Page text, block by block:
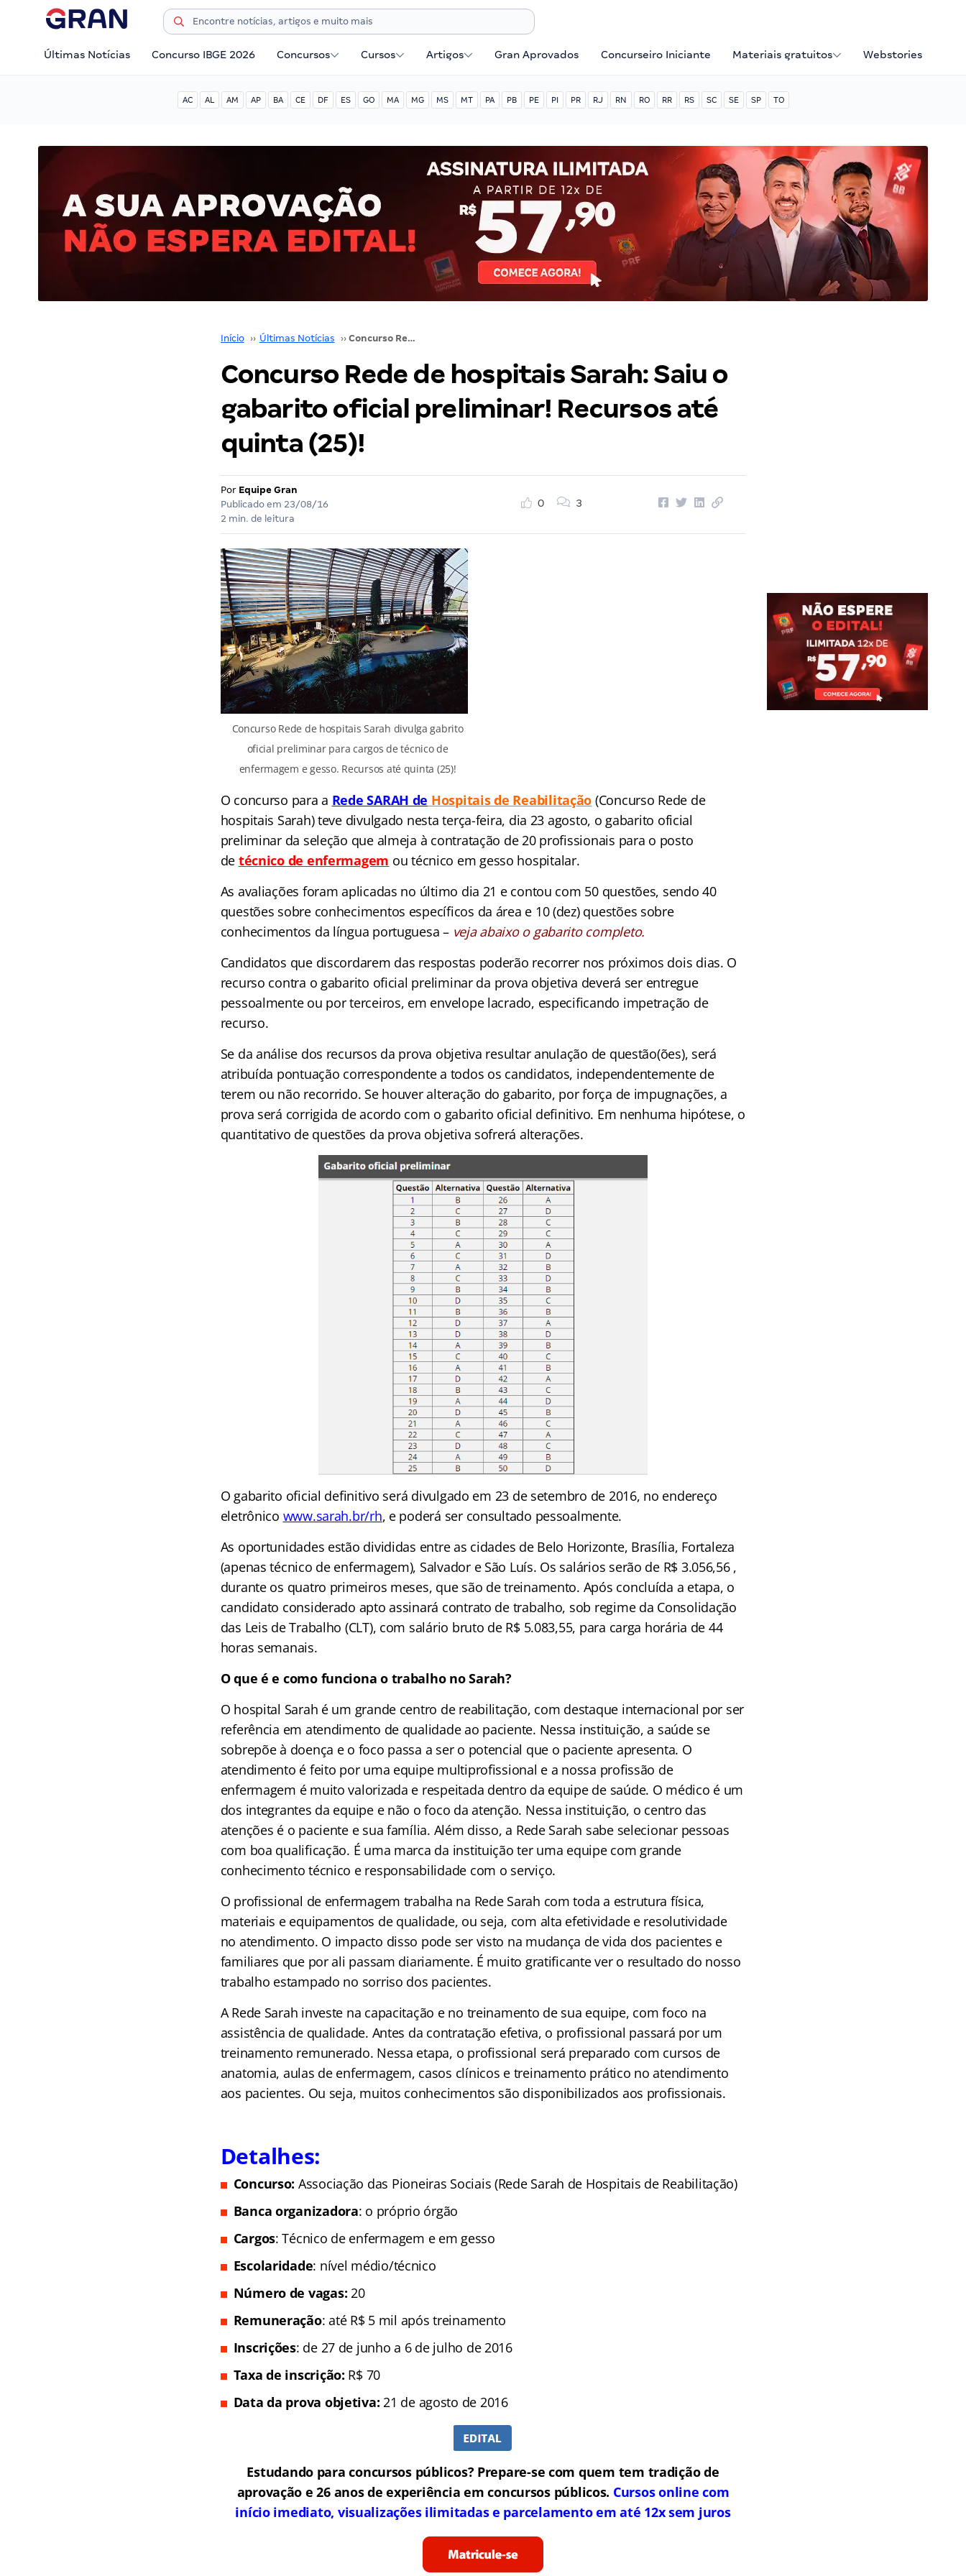
Últimas Notícias Concurso IBGE 2026 Concursos Cursos Artigos Gran Aprovados Concurseiro Iniciante Materiais gratuitos Webstories
AC AL AM AP BA CE DF ES GO MA MG MS MT PA PB PE PI PR RJ RN RO RR RS SC SE SP TO
Início ›› Últimas Notícias ›› Concurso Rede de hospitais Sarah: Saiu o gabarito oficial preliminar! Recursos até quinta (25)!
Concurso Rede de hospitais Sarah: Saiu o
gabarito oficial preliminar! Recursos até
quinta (25)!
Por Equipe Gran
Publicado em 23/08/16
2 min. de leitura
0 3
Concurso Rede de hospitais Sarah divulga gabrito
oficial preliminar para cargos de técnico de
enfermagem e gesso. Recursos até quinta (25)!
O concurso para a Rede SARAH de Hospitais de Reabilitação (Concurso Rede de
hospitais Sarah) teve divulgado nesta terça-feira, dia 23 agosto, o gabarito oficial
preliminar da seleção que almeja à contratação de 20 profissionais para o posto
de técnico de enfermagem ou técnico em gesso hospitalar.
As avaliações foram aplicadas no último dia 21 e contou com 50 questões, sendo 40
questões sobre conhecimentos específicos da área e 10 (dez) questões sobre
conhecimentos da língua portuguesa – veja abaixo o gabarito completo.
Candidatos que discordarem das respostas poderão recorrer nos próximos dois dias. O
recurso contra o gabarito oficial preliminar da prova objetiva deverá ser entregue
pessoalmente ou por terceiros, em envelope lacrado, especificando impetração de
recurso.
Se da análise dos recursos da prova objetiva resultar anulação de questão(ões), será
atribuída pontuação correspondente a todos os candidatos, independentemente de
terem ou não recorrido. Se houver alteração do gabarito, por força de impugnações, a
prova será corrigida de acordo com o gabarito oficial definitivo. Em nenhuma hipótese, o
quantitativo de questões da prova objetiva sofrerá alterações.
O gabarito oficial definitivo será divulgado em 23 de setembro de 2016, no endereço
eletrônico www.sarah.br/rh, e poderá ser consultado pessoalmente.
As oportunidades estão divididas entre as cidades de Belo Horizonte, Brasília, Fortaleza
(apenas técnico de enfermagem), Salvador e São Luís. Os salários serão de R$ 3.056,56 ,
durante os quatro primeiros meses, que são de treinamento. Após concluída a etapa, o
candidato considerado apto assinará contrato de trabalho, sob regime da Consolidação
das Leis de Trabalho (CLT), com salário bruto de R$ 5.083,55, para carga horária de 44
horas semanais.
O que é e como funciona o trabalho no Sarah?
O hospital Sarah é um grande centro de reabilitação, com destaque internacional por ser
referência em atendimento de qualidade ao paciente. Nessa instituição, a saúde se
sobrepõe à doença e o foco passa a ser o potencial que o paciente apresenta. O
atendimento é feito por uma equipe multiprofissional e a nossa profissão de
enfermagem é muito valorizada e respeitada dentro da equipe de saúde. O médico é um
dos integrantes da equipe e não o foco da atenção. Nessa instituição, o centro das
atenções é o paciente e sua família. Além disso, a Rede Sarah sabe selecionar pessoas
com boa qualificação. É uma marca da instituição ter uma equipe com grande
conhecimento técnico e responsabilidade com o serviço.
O profissional de enfermagem trabalha na Rede Sarah com toda a estrutura física,
materiais e equipamentos de qualidade, ou seja, com alta efetividade e resolutividade
no atendimento. O impacto disso pode ser visto na mudança de vida dos pacientes e
familiares que por ali passam diariamente. É muito gratificante ver o resultado do nosso
trabalho estampado no sorriso dos pacientes.
A Rede Sarah investe na capacitação e no treinamento de sua equipe, com foco na
assistência de qualidade. Antes da contratação efetiva, o profissional passará por um
treinamento remunerado. Nessa etapa, o profissional será preparado com cursos de
anatomia, aulas de enfermagem, casos clínicos e treinamento prático no atendimento
aos pacientes. Ou seja, muitos conhecimentos são disponibilizados aos profissionais.
Detalhes:
Concurso: Associação das Pioneiras Sociais (Rede Sarah de Hospitais de Reabilitação)
Banca organizadora: o próprio órgão
Cargos: Técnico de enfermagem e em gesso
Escolaridade: nível médio/técnico
Número de vagas:20
Remuneração: até R$ 5 mil após treinamento
Inscrições: de 27 de junho a 6 de julho de 2016
Taxa de inscrição: R$ 70
Data da prova objetiva:21 de agosto de 2016
Estudando para concursos públicos? Prepare-se com quem tem tradição de
aprovação e 26 anos de experiência em concursos públicos. Cursos online com
início imediato, visualizações ilimitadas e parcelamento em até 12x sem juros